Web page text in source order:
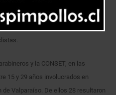
te vayas al chancho este 18” para
entre los jóvenes, tanto
y la CONSET, en las
15 y 29 años involucrados en
Valparaíso. De ellos 28 resultaron